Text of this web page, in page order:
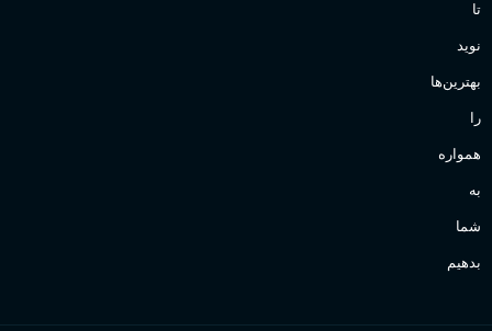
تا
نوید
بهترین‌ها
را
همواره
به
شما
بدهیم